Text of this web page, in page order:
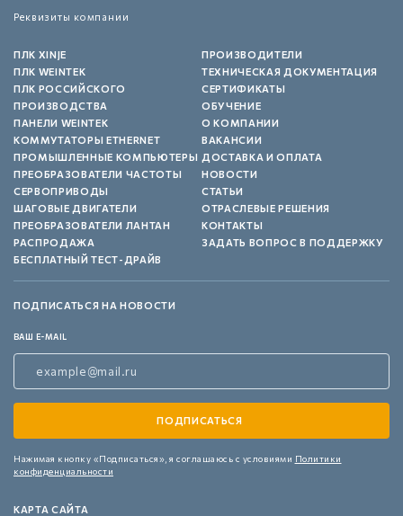
Реквизиты компании
ПЛК XINJE
ПЛК WEINTEK
ПЛК РОССИЙСКОГО
ПРОИЗВОДСТВА
ПАНЕЛИ WEINTEK
КОММУТАТОРЫ ETHERNET
ПРОМЫШЛЕННЫЕ КОМПЬЮТЕРЫ
ПРЕОБРАЗОВАТЕЛИ ЧАСТОТЫ
СЕРВОПРИВОДЫ
ШАГОВЫЕ ДВИГАТЕЛИ
ПРЕОБРАЗОВАТЕЛИ ЛАНТАН
РАСПРОДАЖА
БЕСПЛАТНЫЙ ТЕСТ-ДРАЙВ
ПРОИЗВОДИТЕЛИ
ТЕХНИЧЕСКАЯ ДОКУМЕНТАЦИЯ
СЕРТИФИКАТЫ
ОБУЧЕНИЕ
О КОМПАНИИ
ВАКАНСИИ
ДОСТАВКА И ОПЛАТА
НОВОСТИ
СТАТЬИ
ОТРАСЛЕВЫЕ РЕШЕНИЯ
КОНТАКТЫ
ЗАДАТЬ ВОПРОС В ПОДДЕРЖКУ
ПОДПИСАТЬСЯ НА НОВОСТИ
ВАШ E-MAIL
Нажимая кнопку «Подписаться», я соглашаюсь с условиями Политики
конфиденциальности
КАРТА САЙТА